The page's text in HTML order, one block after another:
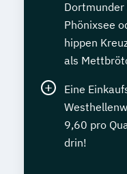
Dortmunder
Phönixsee
hippen
als
Eine
9,60 pro
drin!